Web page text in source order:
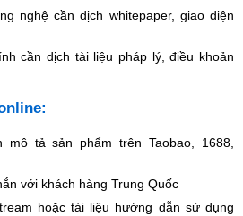
nghệ cần dịch whitepaper, giao diện
cần dịch tài liệu pháp lý, điều khoản
mô tả sản phẩm trên Taobao, 1688,
với khách hàng Trung Quốc
hoặc tài liệu hướng dẫn sử dụng